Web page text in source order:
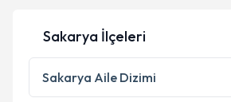
Kişisel verilerimin işlenmesine
Metni'ni okudum ve kişisel
Sakarya İlçeleri
Sakarya Aile Dizimi